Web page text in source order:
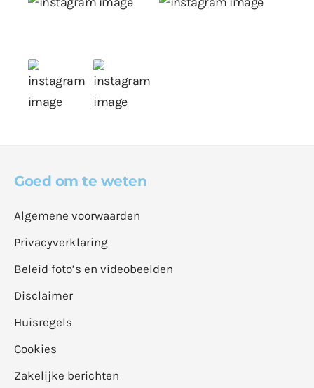
Goed om te weten
Algemene voorwaarden
Privacyverklaring
Beleid foto’s en videobeelden
Disclaimer
Huisregels
Cookies
Zakelijke berichten